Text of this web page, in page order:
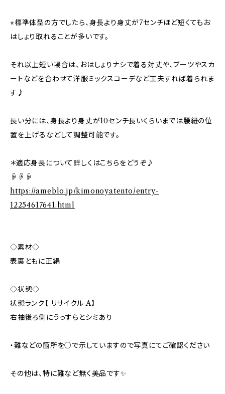
⭐︎標準体型の方でしたら、身長より身丈が7センチほど短くてもお
はしょり取れることが多いです。
それ以上短い場合は、おはしょりナシで着る対丈や、ブーツやスカ
ートなどを合わせて洋服ミックスコーデなど工夫すれば着られま
す♪
長い分には、身長より身丈が10センチ長いくらいまでは腰紐の位
置を上げるなどして調整可能です。
＊適応身長について詳しくはこちらをどうぞ♪
☟☟☟
https://ameblo.jp/kimonoyatento/entry-
12254617641.html
◇素材◇
表裏ともに正絹
◇状態◇
状態ランク【 リサイクル A】
右袖後ろ側にうっすらとシミあり
・難などの箇所を○で示していますので写真にてご確認ください
その他は、特に難など無く美品です✨️